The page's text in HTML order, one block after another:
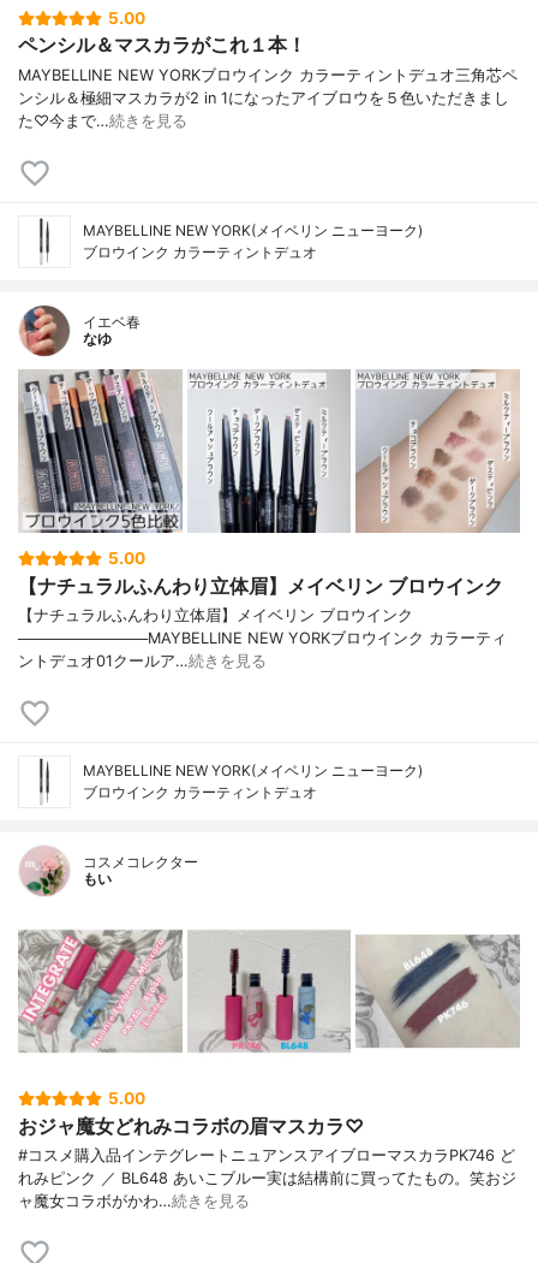
5.00
ペンシル＆マスカラがこれ１本！
MAYBELLINE NEW YORKブロウインク カラーティントデュオ三角芯ペ
ンシル＆極細マスカラが2 in 1になったアイブロウを５色いただきまし
た♡今まで…続きを見る
MAYBELLINE NEW YORK(メイベリン ニューヨーク)
ブロウインク カラーティントデュオ
イエベ春
なゆ
5.00
【ナチュラルふんわり立体眉】メイベリン ブロウインク
【ナチュラルふんわり立体眉】メイベリン ブロウインク
────────────MAYBELLINE NEW YORKブロウインク カラーティ
ントデュオ01クールア…続きを見る
MAYBELLINE NEW YORK(メイベリン ニューヨーク)
ブロウインク カラーティントデュオ
コスメコレクター
もい
5.00
おジャ魔女どれみコラボの眉マスカラ♡
#コスメ購入品インテグレートニュアンスアイブローマスカラPK746 ど
れみピンク ／ BL648 あいこブルー実は結構前に買ってたもの。笑おジ
ャ魔女コラボがかわ…続きを見る